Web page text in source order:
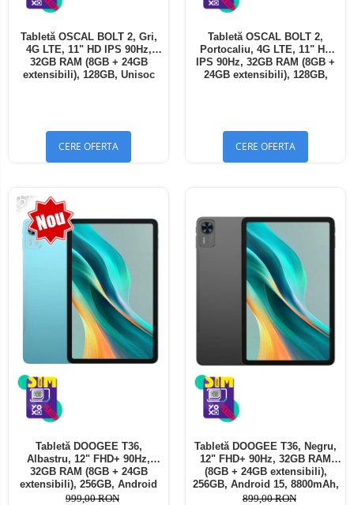
Tabletă OSCAL BOLT 2, Gri,
4G LTE, 11" HD IPS 90Hz,
32GB RAM (8GB + 24GB
extensibili), 128GB, Unisoc
CERE OFERTA
Tabletă OSCAL BOLT 2,
Portocaliu, 4G LTE, 11" HD
IPS 90Hz, 32GB RAM (8GB +
24GB extensibili), 128GB,
CERE OFERTA
-13%
Tabletă DOOGEE T36,
Albastru, 12" FHD+ 90Hz,
32GB RAM (8GB + 24GB
extensibili), 256GB, Android
15, 8800mAh, Dual SIM
999,00 RON
Tabletă DOOGEE T36, Negru,
12" FHD+ 90Hz, 32GB RAM
(8GB + 24GB extensibili),
256GB, Android 15, 8800mAh,
Dual SIM
899,00 RON